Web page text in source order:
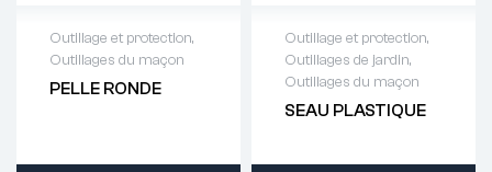
Outillage et protection,
Outillages du maçon
PELLE RONDE
devis : 01 64 88
Outillage et protection,
Outillages de jardin,
Outillages du maçon
SEAU PLASTIQUE
Demande de
93 38